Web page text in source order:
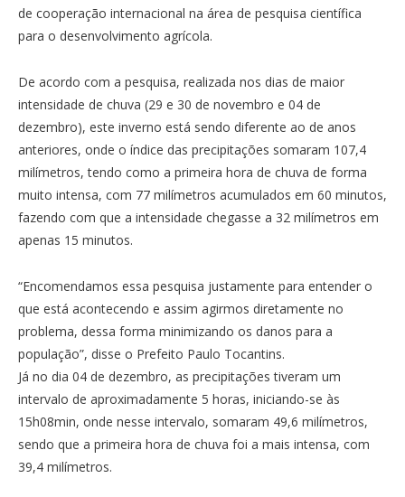
de cooperação internacional na área de pesquisa científica
para o desenvolvimento agrícola.
De acordo com a pesquisa, realizada nos dias de maior
intensidade de chuva (29 e 30 de novembro e 04 de
dezembro), este inverno está sendo diferente ao de anos
anteriores, onde o índice das precipitações somaram 107,4
milímetros, tendo como a primeira hora de chuva de forma
muito intensa, com 77 milímetros acumulados em 60 minutos,
fazendo com que a intensidade chegasse a 32 milímetros em
apenas 15 minutos.
“Encomendamos essa pesquisa justamente para entender o
que está acontecendo e assim agirmos diretamente no
problema, dessa forma minimizando os danos para a
população”, disse o Prefeito Paulo Tocantins.
Já no dia 04 de dezembro, as precipitações tiveram um
intervalo de aproximadamente 5 horas, iniciando-se às
15h08min, onde nesse intervalo, somaram 49,6 milímetros,
sendo que a primeira hora de chuva foi a mais intensa, com
39,4 milímetros.